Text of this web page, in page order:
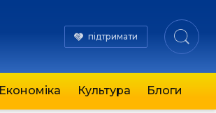
підтримати
Економіка Культура Блоги